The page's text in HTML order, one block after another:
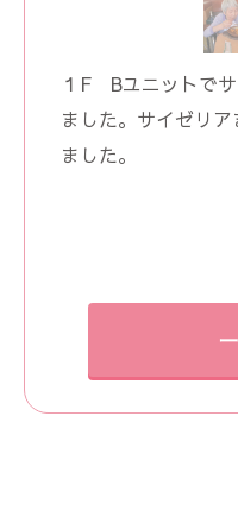
１F Bユニットで
ました。サイゼリ
ました。